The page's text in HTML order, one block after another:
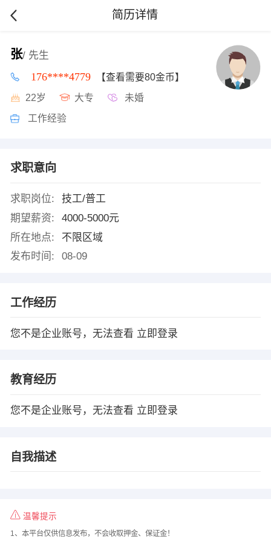
简历详情
张/ 先生
176****4779 【查看需要80金币】
22岁 大专 未婚
工作经验
求职意向
求职岗位:
技工/普工
期望薪资:
4000-5000元
所在地点:
不限区域
发布时间:
08-09
工作经历
您不是企业账号，无法查看 立即登录
教育经历
您不是企业账号，无法查看 立即登录
自我描述
温馨提示
1、本平台仅供信息发布，不会收取押金、保证金！